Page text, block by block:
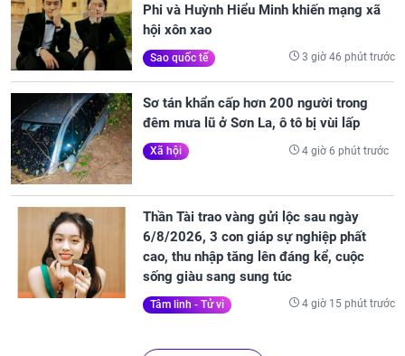
Phi và Huỳnh Hiểu Minh khiến mạng xã
hội xôn xao
Sao quốc tế 3 giờ 46 phút trước
Sơ tán khẩn cấp hơn 200 người trong
đêm mưa lũ ở Sơn La, ô tô bị vùi lấp
Xã hội 4 giờ 6 phút trước
Thần Tài trao vàng gửi lộc sau ngày
6/8/2026, 3 con giáp sự nghiệp phất
cao, thu nhập tăng lên đáng kể, cuộc
sống giàu sang sung túc
Tâm linh - Tử vi 4 giờ 15 phút trước